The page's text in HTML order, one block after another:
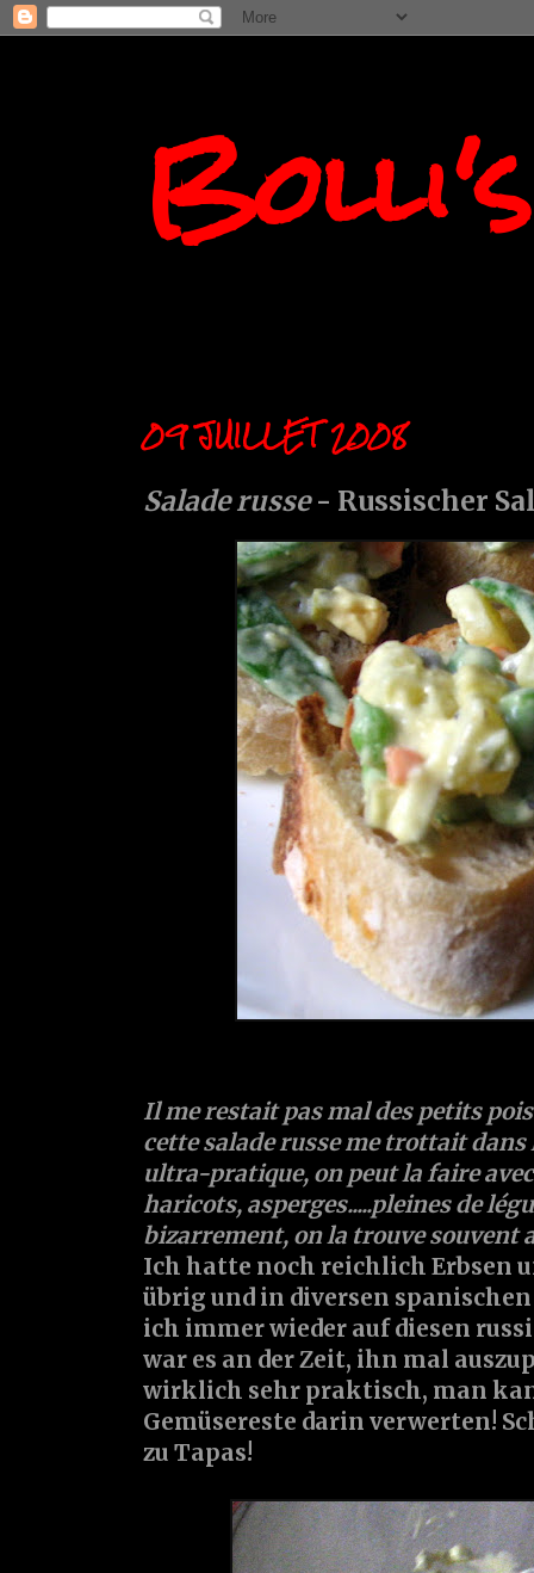
09 JUILLET 2008
Salade russe- Russischer
Il me restait pas mal des petits
cette salade russe me trottait dans
ultra-pratique, on peut la faire
haricots, asperges.....pleines de
bizarrement, on la trouve souvent
Ich hatte noch reichlich Erbsen
übrig und in diversen
ich immer wieder auf diesen
war es an der Zeit, ihn mal
wirklich sehr praktisch, man
Gemüsereste darin verwerten!
zu Tapas!